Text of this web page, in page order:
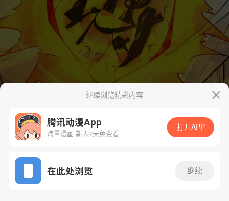
App免费看
继续浏览精彩内容
腾讯动漫App
海量漫画 新人7天免费看
打开APP
在此处浏览 继续